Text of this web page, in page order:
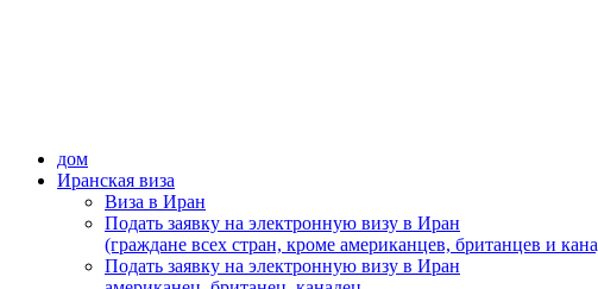
дом
Иранская виза
Виза в Иран
Подать заявку на электронную визу в Иран
(граждане всех стран, кроме американцев, британцев и
Подать заявку на электронную визу в Иран